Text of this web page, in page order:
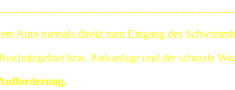
Auto niemals direkt zum Eingang des
bzw. Park­anlage und der schmale